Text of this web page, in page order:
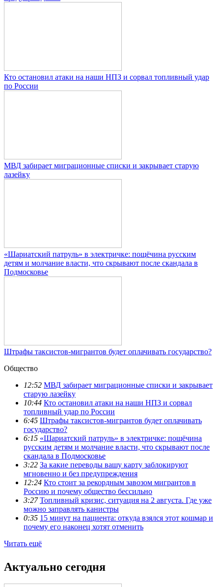
Кто остановил атаки на наши НПЗ и сорвал топливный удар
по России
МВД забирает миграционные списки и закрывает старую
лазейку
«Шариатский патруль» в электричке: пощёчина русским
детям и молчание власти, что скрывают после скандала в
Подмосковье
Штрафы таксистов-мигрантов будет оплачивать государство?
Общество
12:52 МВД забирает миграционные списки и закрывает
старую лазейку
10:44 Кто остановил атаки на наши НПЗ и сорвал
топливный удар по России
6:45 Штрафы таксистов-мигрантов будет оплачивать
государство?
6:15 «Шариатский патруль» в электричке: пощёчина
русским детям и молчание власти, что скрывают после
скандала в Подмосковье
3:22 За какие переводы вашу карту заблокируют
мгновенно и без предупреждения
12:24 Кто стоит за рекордным завозом мигрантов в
Россию и почему общество бессильно
3:27 Топливный кризис, ситуация на 2 августа. Где уже
можно заправлять канистры
0:35 15 минут на пациента: откуда взялся этот кошмар и
почему его наконец хотят отменить
Читать ещё
Актуально сегодня